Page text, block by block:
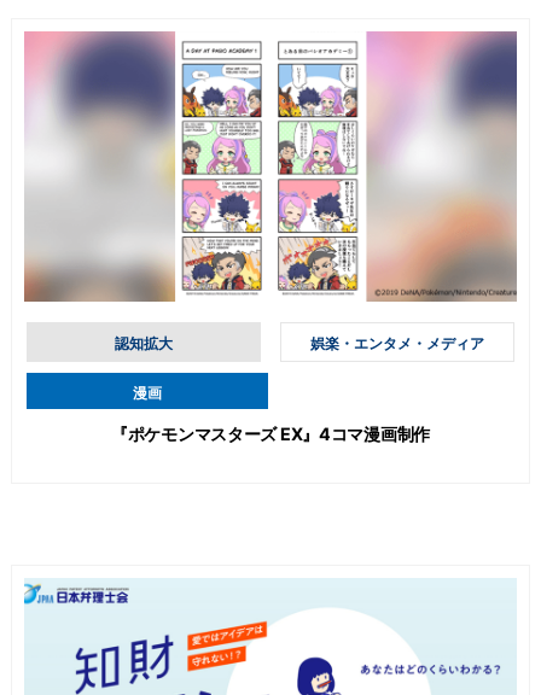
認知拡大 娯楽・エンタメ・メディア
漫画
『ポケモンマスターズ EX』4コマ漫画制作